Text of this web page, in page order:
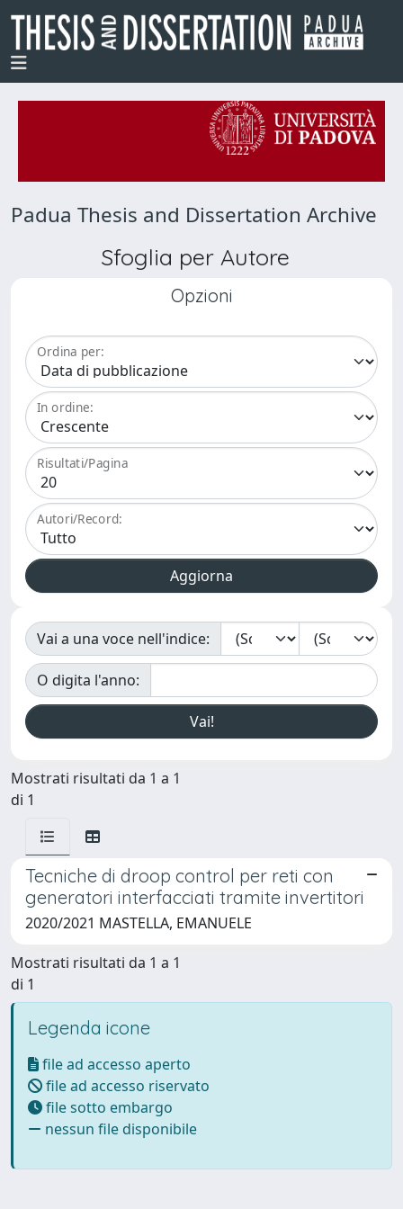
Padua Thesis and Dissertation Archive
Sfoglia per Autore
Opzioni
Ordina per:
In ordine:
Risultati/Pagina
Autori/Record:
Vai a una voce nell'indice:
O digita l'anno:
Mostrati risultati da 1 a 1
di 1
Tecniche di droop control per reti con
generatori interfacciati tramite invertitori
2020/2021 MASTELLA, EMANUELE
Mostrati risultati da 1 a 1
di 1
Legenda icone
file ad accesso aperto
file ad accesso riservato
file sotto embargo
nessun file disponibile